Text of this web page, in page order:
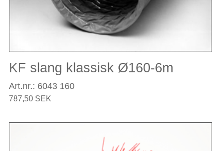
KF slang klassisk Ø160-6m
Art.nr.: 6043 160
787,50 SEK